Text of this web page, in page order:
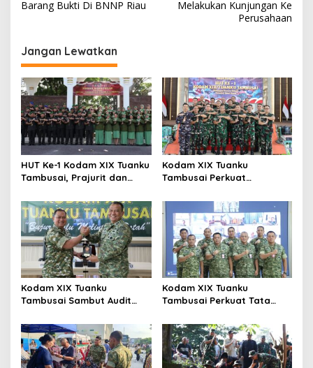
v
g
a
s
i
p
o
s
Barang Bukti Di BNNP Riau
Melakukan Kunjungan Ke
Perusahaan
Jangan Lewatkan
HUT Ke-1 Kodam XIX Tuanku
Tambusai, Prajurit dan
Penghormatan di TMP
Kusuma Dharma
Kodam XIX Tuanku
Tambusai Perkuat
Donor Darah HUT Ke-1
Kodam XIX Tuanku
Tambusai Sambut Audit
Tegaskan Akurasi Data Jadi
Kunci
Kodam XIX Tuanku
Tambusai Perkuat Tata
Satgas BMN Resmi Mulai
Penatausahaan Sesi II TA
2026